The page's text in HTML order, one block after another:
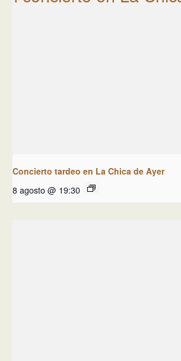
Concierto tardeo en La Chica de Ayer
8 agosto @ 19:30